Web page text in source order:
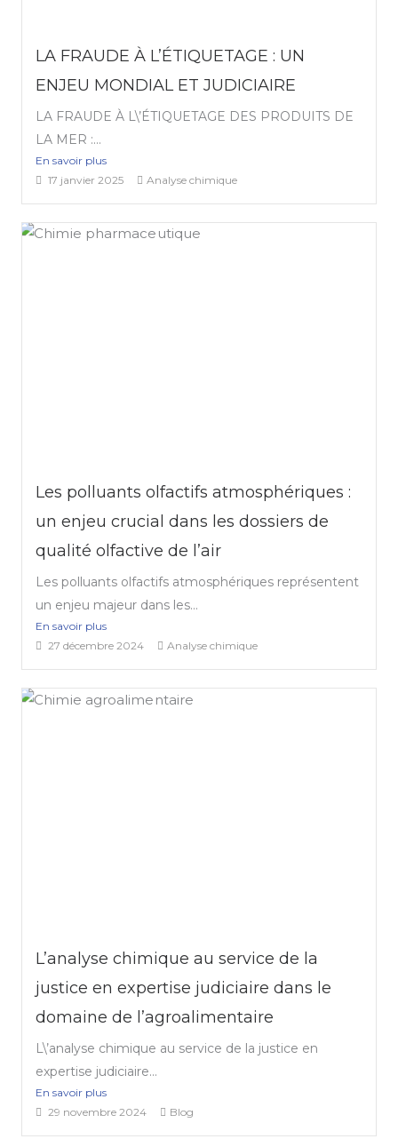
LA FRAUDE À L’ÉTIQUETAGE : UN
ENJEU MONDIAL ET JUDICIAIRE
LA FRAUDE À L\’ÉTIQUETAGE DES PRODUITS DE
LA MER :...
En savoir plus
17 janvier 2025
Analyse chimique
Les polluants olfactifs atmosphériques :
un enjeu crucial dans les dossiers de
qualité olfactive de l’air
Les polluants olfactifs atmosphériques représentent
un enjeu majeur dans les...
En savoir plus
27 décembre 2024
Analyse chimique
L’analyse chimique au service de la
justice en expertise judiciaire dans le
domaine de l’agroalimentaire
L\’analyse chimique au service de la justice en
expertise judiciaire...
En savoir plus
29 novembre 2024
Blog